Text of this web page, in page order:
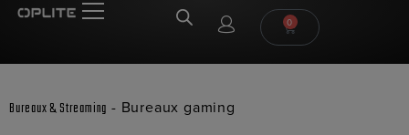
0
Bureaux & Streaming - Bureaux gaming